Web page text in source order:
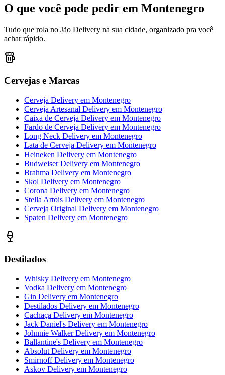
O que você pode pedir em Montenegro
Tudo que rola no Jão Delivery na sua cidade, organizado pra você
achar rápido.
Cervejas e Marcas
Cerveja Delivery em Montenegro
Cerveja Artesanal Delivery em Montenegro
Caixa de Cerveja Delivery em Montenegro
Fardo de Cerveja Delivery em Montenegro
Long Neck Delivery em Montenegro
Lata de Cerveja Delivery em Montenegro
Heineken Delivery em Montenegro
Budweiser Delivery em Montenegro
Brahma Delivery em Montenegro
Skol Delivery em Montenegro
Corona Delivery em Montenegro
Stella Artois Delivery em Montenegro
Cerveja Original Delivery em Montenegro
Spaten Delivery em Montenegro
Destilados
Whisky Delivery em Montenegro
Vodka Delivery em Montenegro
Gin Delivery em Montenegro
Destilados Delivery em Montenegro
Cachaça Delivery em Montenegro
Jack Daniel's Delivery em Montenegro
Johnnie Walker Delivery em Montenegro
Ballantine's Delivery em Montenegro
Absolut Delivery em Montenegro
Smirnoff Delivery em Montenegro
Askov Delivery em Montenegro